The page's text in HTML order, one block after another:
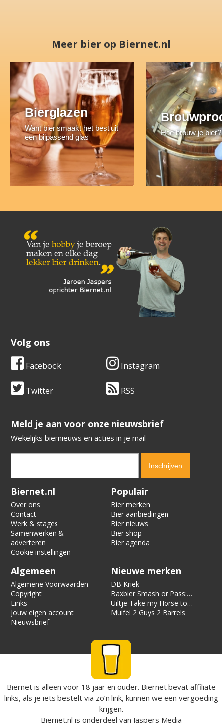
Meer bier op Biernet.nl
Bierglazen
Want bier smaakt het best uit
een bijpassend glas
Hoe brouw je bier?
Volg ons
Facebook Instagram
Twitter RSS
​​​​​​​Meld je aan voor onze nieuwsbrief
Wekelijks biernieuws en acties in je mail
Verification code:
Biernet.nl
Over ons
Contact
Werk & stages
Samenwerken &
adverteren
Cookie instellingen
Populair
Bier merken
Bier aanbiedingen
Bier nieuws
Bier shop
Bier agenda
Algemeen
Algemene Voorwaarden
Copyright
Links
Jouw eigen account
Nieuwsbrief
Nieuwe merken
DB Kriek
Baxbier Smash or Pass:
Strata
Uiltje Take my Horse to
the Hotel Room
Muifel 2 Guys 2 Barrels
Biernet is alleen voor 18 jaar en ouder. Biernet bevat affiliate
links, als je iets bestelt via zo’n link, kunnen we een vergoeding
krijgen.
Biernet.nl is onderdeel van Jaspers Media